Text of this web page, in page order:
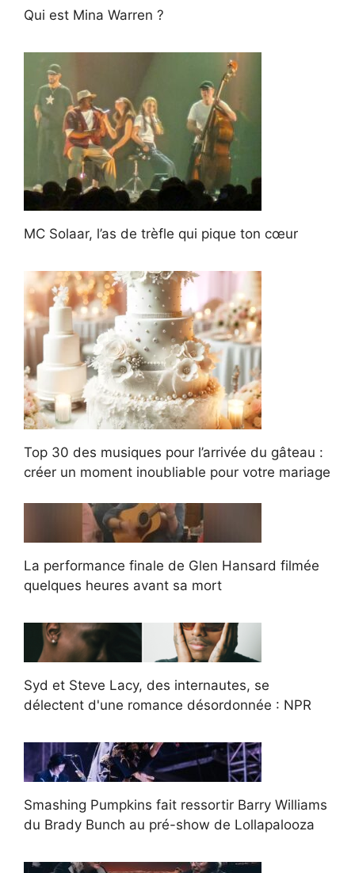
Qui est Mina Warren ?
MC Solaar, l’as de trèfle qui pique ton cœur
Top 30 des musiques pour l’arrivée du gâteau :
créer un moment inoubliable pour votre mariage
La performance finale de Glen Hansard filmée
quelques heures avant sa mort
Syd et Steve Lacy, des internautes, se
délectent d'une romance désordonnée : NPR
Smashing Pumpkins fait ressortir Barry Williams
du Brady Bunch au pré-show de Lollapalooza